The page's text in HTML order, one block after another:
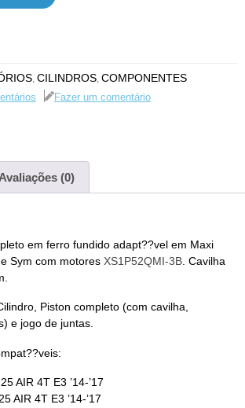
CILINDROS COMPONENTES
Fazer um comentário
Avaliações (0)
em ferro fundido adapt??vel em Maxi
Sym com motores XS1P52QMI-3B . Cavilha
Piston completo (com cavilha,
e jogo de juntas.
AIR 4T E3 ’14-’17
AIR 4T E3 ’14-’17